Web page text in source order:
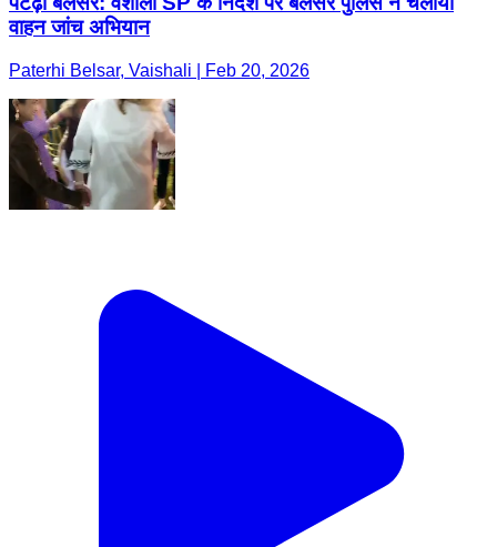
वाहन जांच अभियान
Paterhi Belsar, Vaishali | Feb 20, 2026